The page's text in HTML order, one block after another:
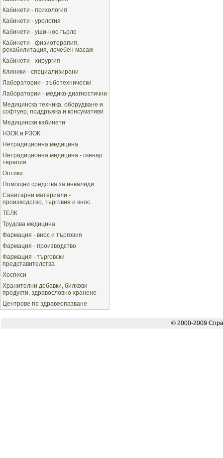
Кабинети - психология
Кабинети - урология
Кабинети - уши-нос-гърло
Кабинети - физиотерапия,
рехабилитация, лечебен масаж
Кабинети - хирургия
Клиники - специализирани
Лаборатории - зъботехнически
Лаборатории - медико-диагностични
Медицинска техника, оборудване и
софтуер, поддръжка и консумативи
Медицински кабинети
НЗОК и РЗОК
Нетрадиционна медицина
Нетрадиционна медицина - скенар
терапия
Оптики
Помощни средства за инвалиди
Санитарни материали -
производство, търговия и внос
ТЕЛК
Трудова медицина
Фармация - внос и търговия
Фармация - производство
Фармация - търговски
представителства
Хосписи
Хранителни добавки, билкови
продукти, здравословно хранене
Центрове по здравеопазване
© 2000-2009